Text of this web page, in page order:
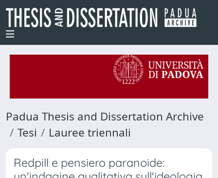
Padua Thesis and Dissertation Archive
Tesi
Lauree triennali
Redpill e pensiero paranoide: